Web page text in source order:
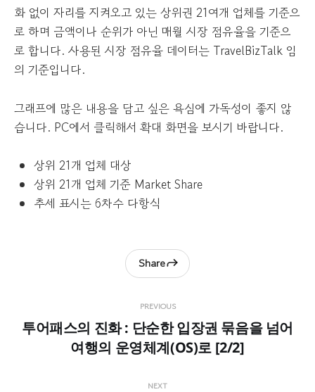
화 없이 자리를 지켜오고 있는 상위권 21여개 업체를 기준으
로 하며 금액이나 순위가 아닌 매월 시장 점유율을 기준으
로 합니다. 사용된 시장 점유율 데이터는 TravelBizTalk 임
의 기준입니다.
그래프에 많은 내용을 담고 싶은 욕심에 가독성이 좋지 않
습니다. PC에서 클릭해서 확대 화면을 보시기 바랍니다.
상위 21개 업체 대상
상위 21개 업체 기준 Market Share
추세 표시는 6차수 다항식
PREVIOUS
투어패스의 진화 : 단순한 입장권 묶음을 넘어
여행의 운영체계(OS)로 [2/2]
Share
NEXT